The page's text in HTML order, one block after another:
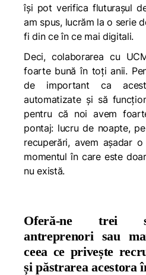
își pot verifica fluturașul
am spus, lucrăm la o serie
fi din ce în ce mai digitali.
Deci, colaborarea cu
foarte bună în toți anii.
de important ca
automatizate și să
pentru că noi avem
pontaj: lucru de noapte,
recuperări, avem așadar
momentul în care este
nu există.
Oferă-ne trei
antreprenori sau
ceea ce privește
și păstrarea acestora